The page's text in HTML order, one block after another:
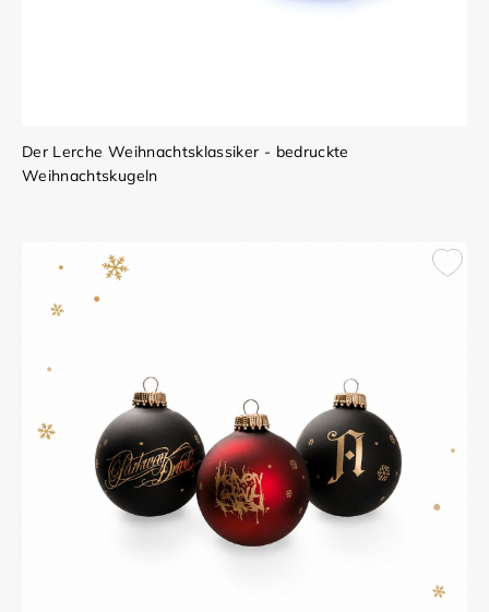
Der Lerche Weihnachtsklassiker - bedruckte
Weihnachtskugeln